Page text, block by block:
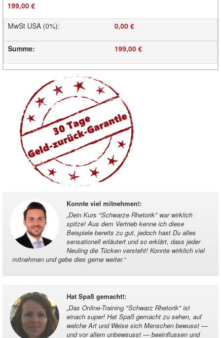
199,00 €
MwSt USA (0%): 0,00 €
Summe: 199,00 €
Konnte viel mitnehmen!:
„Dein Kurs "Schwarze Rhetorik" war wirklich
spitze! Aus dem Vertrieb kenne ich diese
Beispiele bereits zu gut, jedoch hast Du alles
sensationell erläutert und so erklärt, dass jeder
Neuling die Tücken versteht! Konnte wirklich viel
mitnehmen und gebe dies gerne weiter.“
Hat Spaß gemacht!:
„Das Online-Training "Schwarz Rhetorik" ist
einach super! Hat Spaß gemacht zu sehen, auf
welche Art und Weise sich Menschen bewusst —
und vor allem unbewsusst — beeinflussen und